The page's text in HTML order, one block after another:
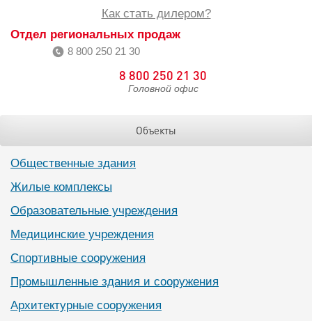
Как стать дилером?
Отдел региональных продаж
8 800 250 21 30
8 800 250 21 30
Головной офис
Объекты
Общественные здания
Жилые комплексы
Образовательные учреждения
Медицинские учреждения
Спортивные сооружения
Промышленные здания и сооружения
Архитектурные сооружения